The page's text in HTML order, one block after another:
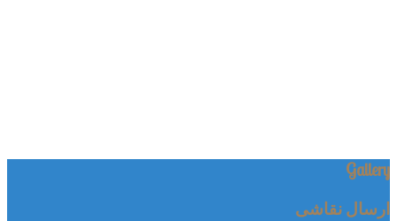
Gallery
ارسال نقاشی